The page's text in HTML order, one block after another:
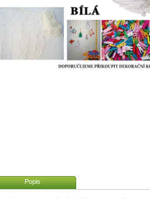
Popis